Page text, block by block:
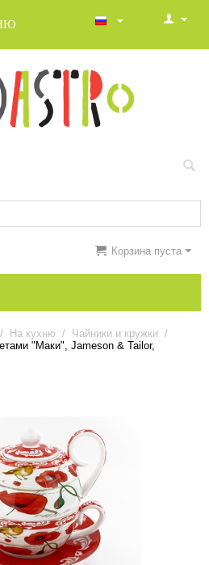
Корзина пуста
/ На кухню / Чайники и кружки /
"Маки", Jameson & Tailor,